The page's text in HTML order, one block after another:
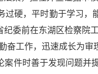
硬，平时勤于学习，
委前在东湖区检察院
工作，迅速成长为审
件时善于发现问题并